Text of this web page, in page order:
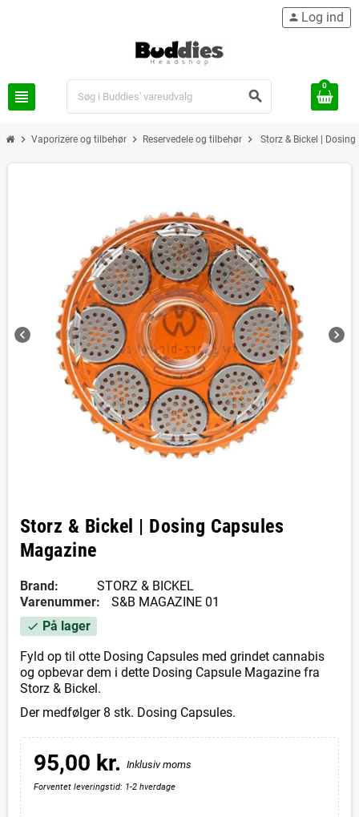
view_headline search
person Log ind
0
chevron_right Vaporizere og tilbehør chevron_right Reservedele og tilbehør chevron_right Storz & Bickel |
chevron_left chevron_right
Storz & Bickel | Dosing Capsules
Magazine
Brand:
STORZ & BICKEL
Varenummer:
S&B MAGAZINE 01
check På lager
Fyld op til otte Dosing Capsules med grindet cannabis
og opbevar dem i dette Dosing Capsule Magazine fra
Storz & Bickel.
Der medfølger 8 stk. Dosing Capsules.
95,00 kr. Inklusiv moms
Forventet leveringstid: 1-2 hverdage